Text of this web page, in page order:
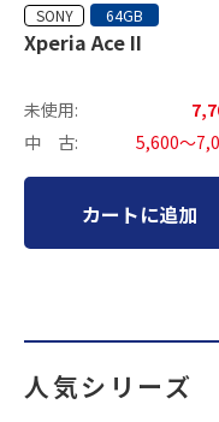
SONY 64GB
Xperia Ace II
未使用:
中 古: 5,600～
カートに追加
人気シリーズ